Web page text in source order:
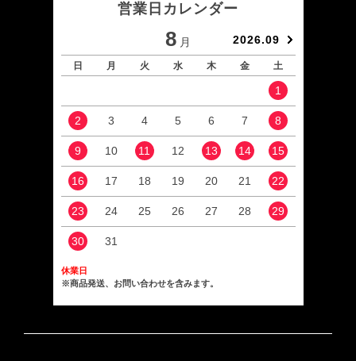
営業日カレンダー
8 月 2026.09
日 月 火 水 木 金 土
1
2 3 4 5 6 7 8
9 10 11 12 13 14 15
16 17 18 19 20 21 22
23 24 25 26 27 28 29
30 31
休業日
※商品発送、お問い合わせを含みます。